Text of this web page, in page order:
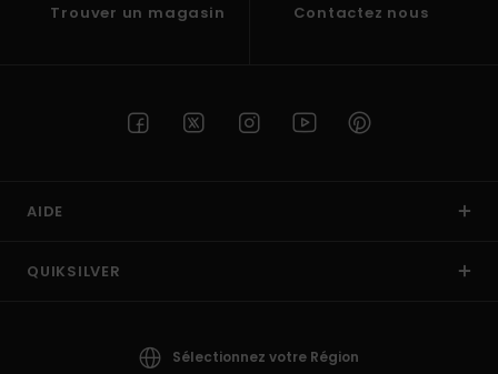
Trouver un magasin Contactez nous
AIDE
QUIKSILVER
Sélectionnez votre Région